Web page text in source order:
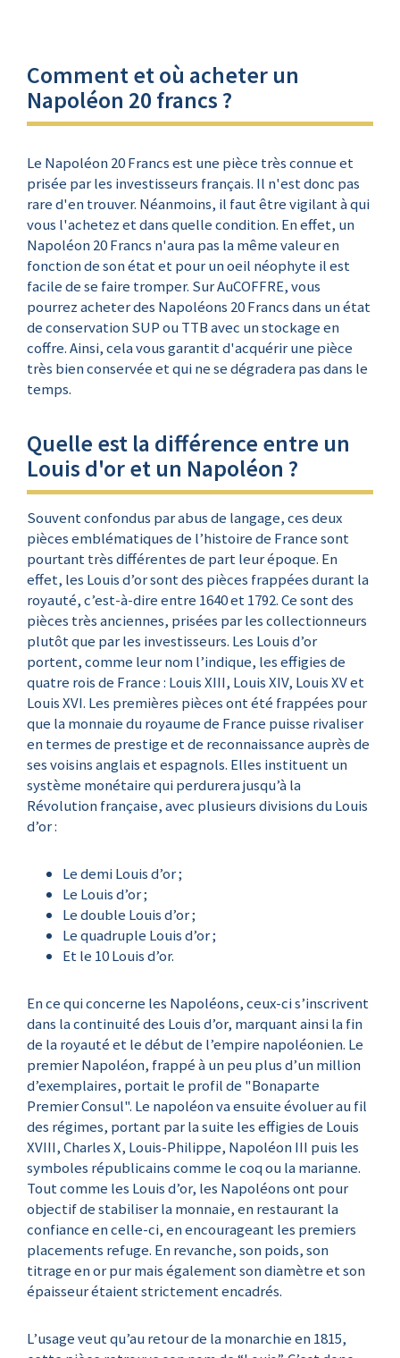
Comment et où acheter un
Napoléon 20 francs ?
Le Napoléon 20 Francs est une pièce très connue et
prisée par les investisseurs français. Il n'est donc pas
rare d'en trouver. Néanmoins, il faut être vigilant à qui
vous l'achetez et dans quelle condition. En effet, un
Napoléon 20 Francs n'aura pas la même valeur en
fonction de son état et pour un oeil néophyte il est
facile de se faire tromper. Sur AuCOFFRE, vous
pourrez acheter des Napoléons 20 Francs dans un état
de conservation SUP ou TTB avec un stockage en
coffre. Ainsi, cela vous garantit d'acquérir une pièce
très bien conservée et qui ne se dégradera pas dans le
temps.
Quelle est la différence entre un
Louis d'or et un Napoléon ?
Souvent confondus par abus de langage, ces deux
pièces emblématiques de l’histoire de France sont
pourtant très différentes de part leur époque. En
effet, les Louis d’or sont des pièces frappées durant la
royauté, c’est-à-dire entre 1640 et 1792. Ce sont des
pièces très anciennes, prisées par les collectionneurs
plutôt que par les investisseurs. Les Louis d’or
portent, comme leur nom l’indique, les effigies de
quatre rois de France : Louis XIII, Louis XIV, Louis XV et
Louis XVI. Les premières pièces ont été frappées pour
que la monnaie du royaume de France puisse rivaliser
en termes de prestige et de reconnaissance auprès de
ses voisins anglais et espagnols. Elles instituent un
système monétaire qui perdurera jusqu’à la
Révolution française, avec plusieurs divisions du Louis
d’or :
Le demi Louis d’or ;
Le Louis d’or ;
Le double Louis d’or ;
Le quadruple Louis d’or ;
Et le 10 Louis d’or.
En ce qui concerne les Napoléons, ceux-ci s’inscrivent
dans la continuité des Louis d’or, marquant ainsi la fin
de la royauté et le début de l’empire napoléonien. Le
premier Napoléon, frappé à un peu plus d’un million
d’exemplaires, portait le profil de "Bonaparte
Premier Consul". Le napoléon va ensuite évoluer au fil
des régimes, portant par la suite les effigies de Louis
XVIII, Charles X, Louis-Philippe, Napoléon III puis les
symboles républicains comme le coq ou la marianne.
Tout comme les Louis d’or, les Napoléons ont pour
objectif de stabiliser la monnaie, en restaurant la
confiance en celle-ci, en encourageant les premiers
placements refuge. En revanche, son poids, son
titrage en or pur mais également son diamètre et son
épaisseur étaient strictement encadrés.
L’usage veut qu’au retour de la monarchie en 1815,